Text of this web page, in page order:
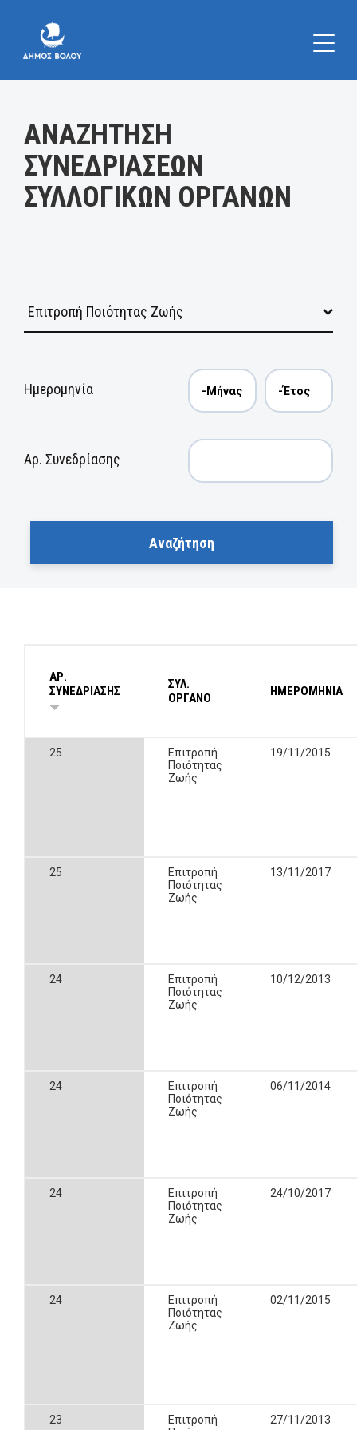
ΑΝΑΖΗΤΗΣΗ
ΣΥΝΕΔΡΙΑΣΕΩΝ
ΣΥΛΛΟΓΙΚΩΝ ΟΡΓΑΝΩΝ
Ημερομηνία
Αρ. Συνεδρίασης
ΑΡ.
ΣΥΝΕΔΡΙΑΣΗΣ
ΣΥΛ.
ΟΡΓΑΝΟ
ΗΜΕΡΟΜΗΝΙΑ
25
Επιτροπή
Ποιότητας
Ζωής
19/11/2015
25
Επιτροπή
Ποιότητας
Ζωής
13/11/2017
24
Επιτροπή
Ποιότητας
Ζωής
10/12/2013
24
Επιτροπή
Ποιότητας
Ζωής
06/11/2014
24
Επιτροπή
Ποιότητας
Ζωής
24/10/2017
24
Επιτροπή
Ποιότητας
Ζωής
02/11/2015
23
Επιτροπή
27/11/2013